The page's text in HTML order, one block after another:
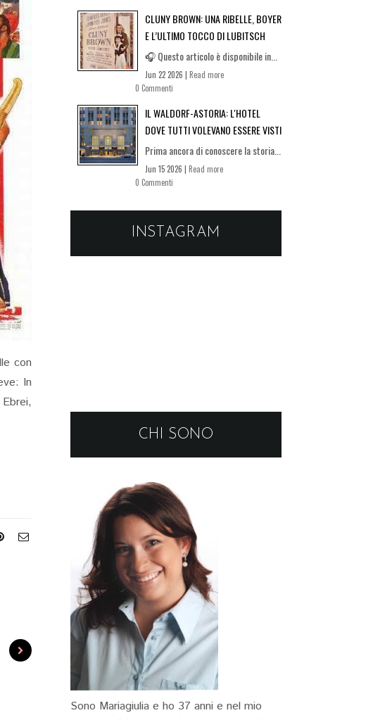
con
In
CLUNY BROWN: UNA RIBELLE, BOYER
E L’ULTIMO TOCCO DI LUBITSCH
🎧 Questo articolo è disponibile in...
Jun 22 2026 | Read more
0 Commenti
IL WALDORF-ASTORIA: L'HOTEL
DOVE TUTTI VOLEVANO ESSERE VISTI
Prima ancora di conoscere la storia...
Jun 15 2026 | Read more
0 Commenti
INSTAGRAM
CHI SONO
Sono Mariagiulia e ho 37 anni e nel mio